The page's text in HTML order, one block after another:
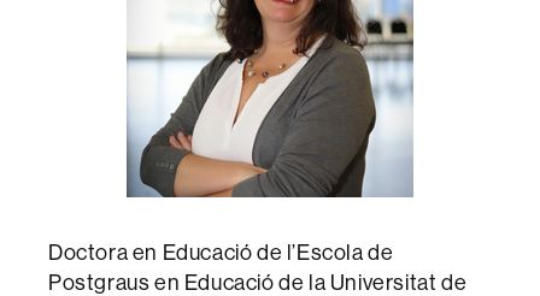
Doctora en Educació de l’Escola de
Postgraus en Educació de la Universitat de